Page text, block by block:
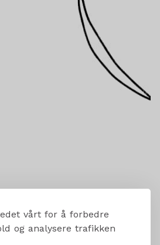
vårt for å forbedre
og analysere trafikken